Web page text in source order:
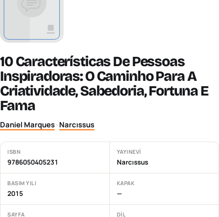
10 Características De Pessoas
Inspiradoras: O Caminho Para A
Criatividade, Sabedoria, Fortuna E
Fama
Daniel Marques·Narcıssus
ISBN
9786050405231
YAYINEVI
Narcıssus
BASIM YILI
2015
KAPAK
—
SAYFA DIL